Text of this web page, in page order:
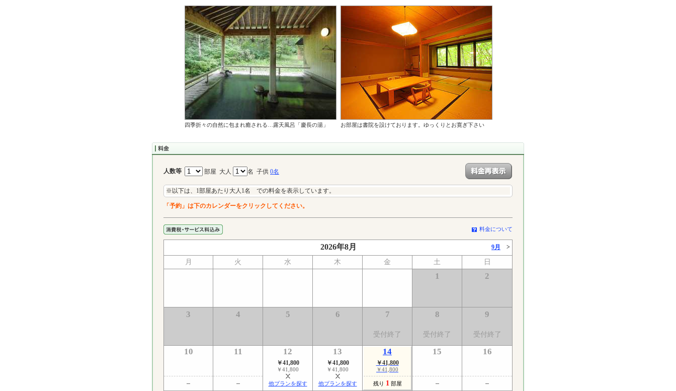
四季折々の自然に包まれ癒される…露天風呂「慶長の湯」 お部屋は書院を設けております。ゆっくりとお寛ぎ下さい
人数等 部屋 大人 名 子供 0名
※以下は、1部屋あたり大人1名 での料金を表示しています。
「予約」は下のカレンダーをクリックしてください。
料金について
2026年8月 9月 >
月 火 水 木 金 土 日
1 2
3 4 5 6 7
受付終了
8
受付終了
9
受付終了
10 11 12
￥41,800
￥41,800
他プランを探す
13
￥41,800
￥41,800
他プランを探す
14
￥41,800
￥41,800
残り 1 部屋
15 16